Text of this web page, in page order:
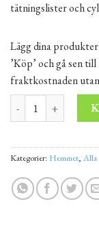
tätningslister och
Lägg dina
’Köp’ och gå sen
fraktkostnaden
Ytterdörrar av stål
Kategorier: Hemmet, Alla